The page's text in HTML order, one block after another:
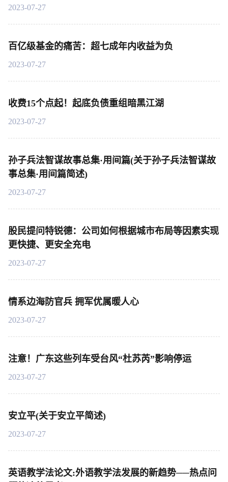
2023-07-27
百亿级基金的痛苦：超七成年内收益为负
2023-07-27
收费15个点起！起底负债重组暗黑江湖
2023-07-27
孙子兵法智谋故事总集·用间篇(关于孙子兵法智谋故
事总集·用间篇简述)
2023-07-27
股民提问特锐德：公司如何根据城市布局等因素实现
更快捷、更安全充电
2023-07-27
情系边海防官兵 拥军优属暖人心
2023-07-27
注意！广东这些列车受台风“杜苏芮”影响停运
2023-07-27
安立平(关于安立平简述)
2023-07-27
英语教学法论文:外语教学法发展的新趋势──热点问